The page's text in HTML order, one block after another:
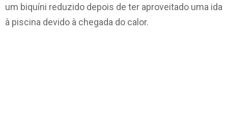
um biquíni reduzido depois de ter aproveitado uma ida
à piscina devido à chegada do calor.